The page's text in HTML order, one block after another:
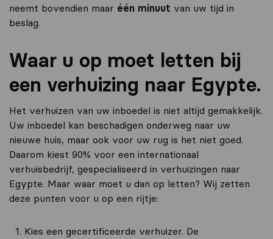
neemt bovendien maar één minuut van uw tijd in
beslag.
Waar u op moet letten bij
een verhuizing naar Egypte.
Het verhuizen van uw inboedel is niet altijd gemakkelijk.
Uw inboedel kan beschadigen onderweg naar uw
nieuwe huis, maar ook voor uw rug is het niet goed.
Daarom kiest 90% voor een internationaal
verhuisbedrijf, gespecialiseerd in verhuizingen naar
Egypte. Maar waar moet u dan op letten? Wij zetten
deze punten voor u op een rijtje:
Kies een gecertificeerde verhuizer. De